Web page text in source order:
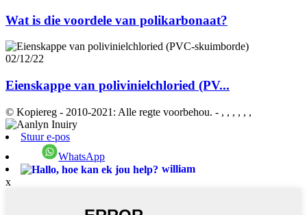
Wat is die voordele van polikarbonaat?
02/12/22
Eienskappe van polivinielchloried (PV...
© Kopiereg - 2010-2021: Alle regte voorbehou. - , , , , , ,
Stuur e-pos
WhatsApp
william
x